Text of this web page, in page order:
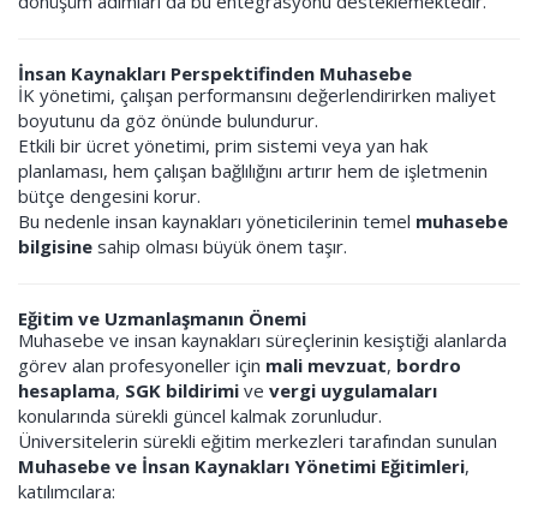
İnsan Kaynakları Perspektifinden Muhasebe
İK yönetimi, çalışan performansını değerlendirirken maliyet
boyutunu da göz önünde bulundurur.
Etkili bir ücret yönetimi, prim sistemi veya yan hak
planlaması, hem çalışan bağlılığını artırır hem de işletmenin
bütçe dengesini korur.
Bu nedenle insan kaynakları yöneticilerinin temel muhasebe
bilgisine sahip olması büyük önem taşır.
Eğitim ve Uzmanlaşmanın Önemi
Muhasebe ve insan kaynakları süreçlerinin kesiştiği alanlarda
görev alan profesyoneller için mali mevzuat, bordro
hesaplama, SGK bildirimi ve vergi uygulamaları
konularında sürekli güncel kalmak zorunludur.
Üniversitelerin sürekli eğitim merkezleri tarafından sunulan
Muhasebe ve İnsan Kaynakları Yönetimi Eğitimleri,
katılımcılara: